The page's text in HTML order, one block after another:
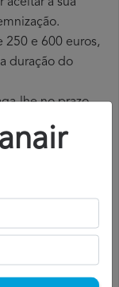
aceitar a sua
250 e 600 euros,
duração do
lhe no prazo